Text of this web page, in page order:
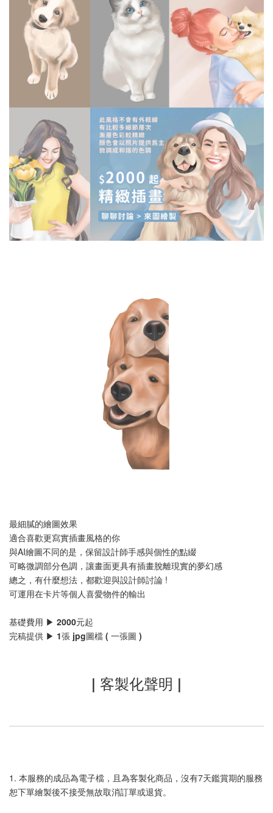
最細膩的繪圖效果
適合喜歡更寫實插畫風格的你
與AI繪圖不同的是，保留設計師手感與個性的點綴
可略微調部分色調，讓畫面更具有插畫脫離現實的夢幻感
總之，有什麼想法，都歡迎與設計師討論 !
可運用在卡片等個人喜愛物件的輸出
基礎費用 ▶ 2000元起
完稿提供 ▶ 1張 jpg圖檔 ( 一張圖 )
| 客製化聲明 |
1. 本服務的成品為電子檔，且為客製化商品，沒有7天鑑賞期的服務
恕下單繪製後不接受無故取消訂單或退貨。